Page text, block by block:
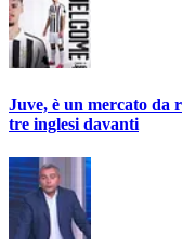
Juve, è un mercato da
tre inglesi davanti